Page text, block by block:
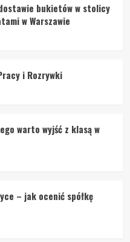
bukietów w stolicy
w Warszawie
i Rozrywki
warto wyjść z klasą w
– jak ocenić spółkę